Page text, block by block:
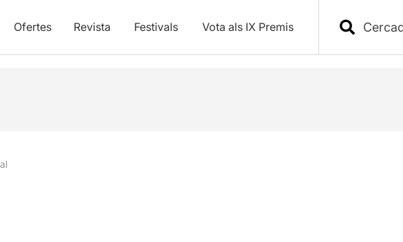
Ofertes Revista Festivals Vota als IX Premis